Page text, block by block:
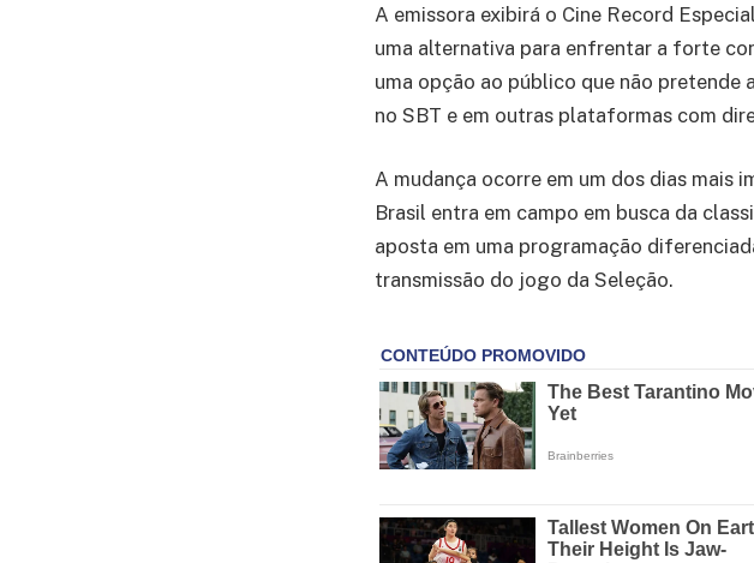
A emissora exibirá o Cine Record
uma alternativa para enfrentar a forte
uma opção ao público que não pretende
no SBT e em outras plataformas com
A mudança ocorre em um dos dias mais
Brasil entra em campo em busca da
aposta em uma programação
transmissão do jogo da Seleção.